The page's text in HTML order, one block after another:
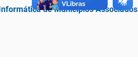
de Municípios Associados